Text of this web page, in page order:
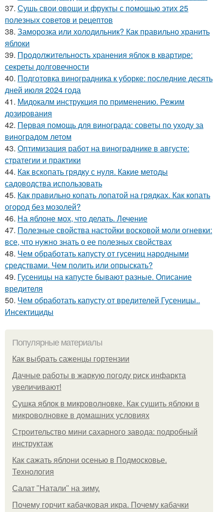
37. Сушь свои овощи и фрукты с помощью этих 25
полезных советов и рецептов
38. Заморозка или холодильник? Как правильно хранить
яблоки
39. Продолжительность хранения яблок в квартире:
секреты долговечности
40. Подготовка виноградника к уборке: последние десять
дней июля 2024 года
41. Мидокалм инструкция по применению. Режим
дозирования
42. Первая помощь для винограда: советы по уходу за
виноградом летом
43. Оптимизация работ на винограднике в августе:
стратегии и практики
44. Как вскопать грядку с нуля. Какие методы
садоводства использовать
45. Как правильно копать лопатой на грядках. Как копать
огород без мозолей?
46. На яблоне мох, что делать. Лечение
47. Полезные свойства настойки восковой моли огневки:
все, что нужно знать о ее полезных свойствах
48. Чем обработать капусту от гусениц народными
средствами. Чем полить или опрыскать?
49. Гусеницы на капусте бывают разные. Описание
вредителя
50. Чем обработать капусту от вредителей Гусеницы..
Инсектициды
Популярные материалы
Как выбрать саженцы гортензии
Дачные работы в жаркую погоду риск инфаркта
увеличивают!
Сушка яблок в микроволновке. Как сушить яблоки в
микроволновке в домашних условиях
Строительство мини сахарного завода: подробный
инструктаж
Как сажать яблони осенью в Подмосковье.
Технология
Caлaт "Нaтaли" нa зиму.
Почему горчит кабачковая икра. Почему кабачки